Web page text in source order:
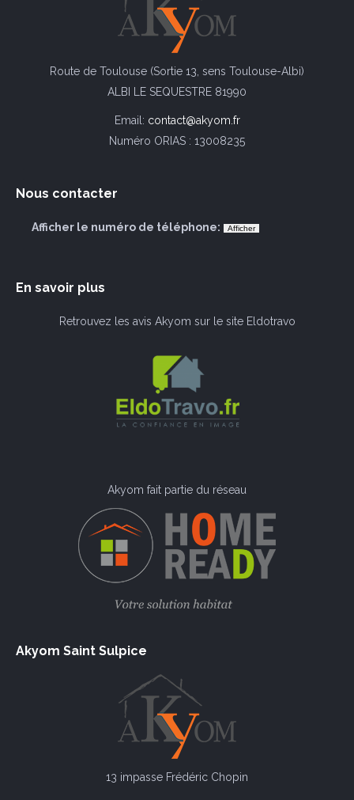
Route de Toulouse (Sortie 13, sens Toulouse-Albi)
ALBI LE SEQUESTRE 81990
Email: contact@akyom.fr
Numéro ORIAS : 13008235
Nous contacter
Afficher le numéro de téléphone:
En savoir plus
Retrouvez les avis Akyom sur le site Eldotravo
Akyom fait partie du réseau
Akyom Saint Sulpice
13 impasse Frédéric Chopin